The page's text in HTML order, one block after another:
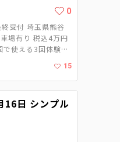
tue SHIBUYA
の日程にて出演者
付がございます。
p/ikkadanran
PLEASURE
0
玉県熊谷
税込4万円
使える3回体験毛
お友達もいまし
15